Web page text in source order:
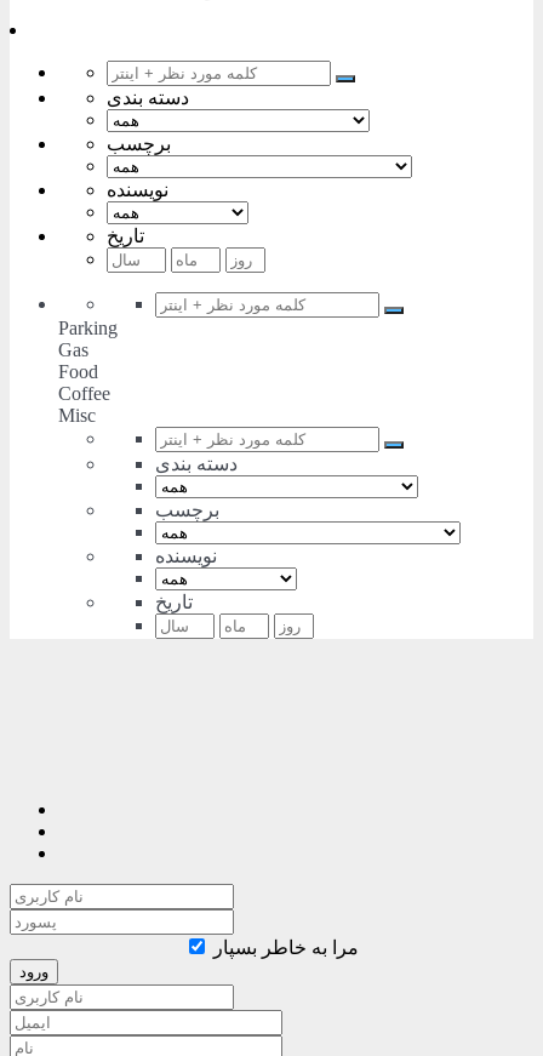
دسته بندی
برچسب
نویسنده
تاریخ
Parking
Gas
Food
Coffee
Misc
دسته بندی
برچسب
نویسنده
تاریخ
مرا به خاطر بسپار